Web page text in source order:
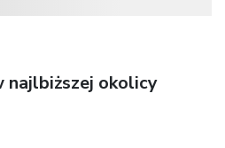
najlbiższej okolicy